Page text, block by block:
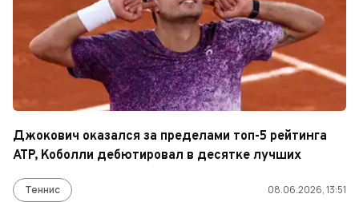
Джокович оказался за пределами топ-5 рейтинга
ATP, Коболли дебютировал в десятке лучших
Теннис 08.06.2026, 13:51